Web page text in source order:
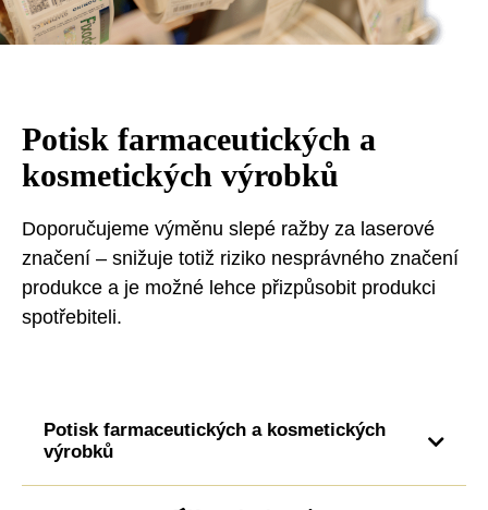
Potisk farmaceutických a
kosmetických výrobků
Doporučujeme výměnu slepé ražby za laserové
značení – snižuje totiž riziko nesprávného značení
produkce a je možné lehce přizpůsobit produkci
spotřebiteli.
Potisk farmaceutických a kosmetických
výrobků